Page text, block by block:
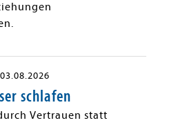
03.08.2026
schlafen
Vertrauen statt